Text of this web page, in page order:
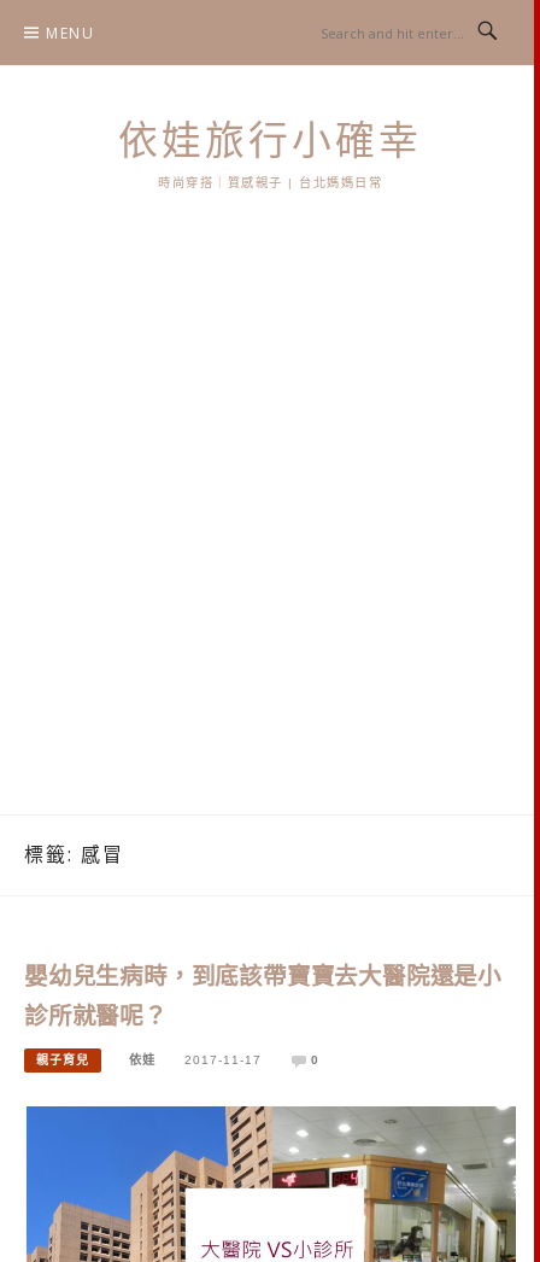
content
MENU
依娃旅行小確幸
時尚穿搭｜質感親子 | 台北媽媽日常
標籤: 感冒
嬰幼兒生病時，到底該帶寶寶去大醫院還是小
診所就醫呢？
親子育兒 依娃 2017-11-17 0